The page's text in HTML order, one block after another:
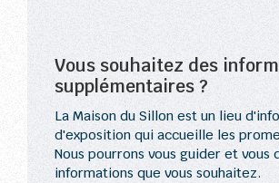
Vous souhaitez des
supplémentaires ?
La Maison du Sillon est un lieu
d'exposition qui accueille les
Nous pourrons vous guider et vous
informations que vous souhaitez.